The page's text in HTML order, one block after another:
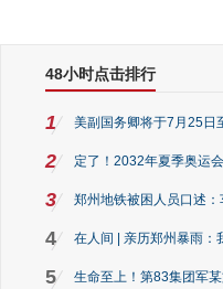
48小时点击排行
1 美副国务卿将于7月25日
2 定了！2032年夏季奥运
3 郑州地铁被困人员口述
4 在人间 | 亲历郑州暴雨：
5 生命至上！第83集团军